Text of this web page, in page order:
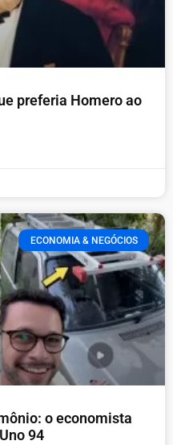
preferia Homero ao
ECONOMIA & NEGÓCIOS
o economista
94